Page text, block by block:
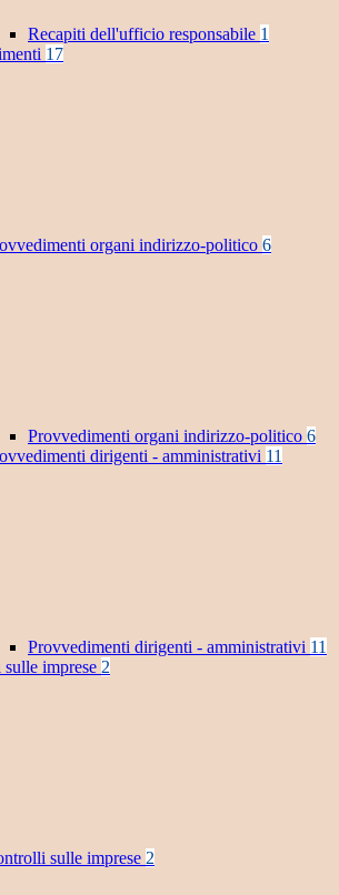
Recapiti dell'ufficio responsabile 1
17
organi indirizzo-politico 6
Provvedimenti organi indirizzo-politico 6
dirigenti - amministrativi 11
Provvedimenti dirigenti - amministrativi 11
imprese 2
sulle imprese 2